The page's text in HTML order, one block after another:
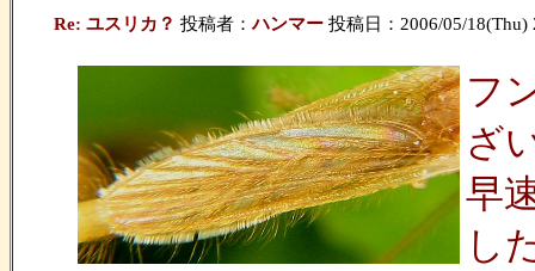
Re: ユスリカ？ 投稿者：ハンマー 投稿日：2006/05/18(Thu)
フ
ざ
早
し